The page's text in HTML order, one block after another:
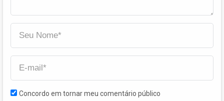
Concordo em tornar meu comentário público